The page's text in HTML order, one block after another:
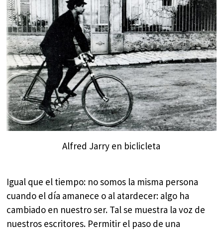
Alfred Jarry en biclicleta
Igual que el tiempo: no somos la misma persona
cuando el día amanece o al atardecer: algo ha
cambiado en nuestro ser. Tal se muestra la voz de
nuestros escritores. Permitir el paso de una